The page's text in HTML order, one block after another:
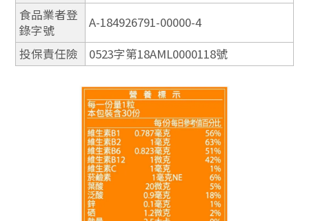
食品業者登
錄字號
A-184926791-00000-4
投保責任險
0523字第18AML0000118號